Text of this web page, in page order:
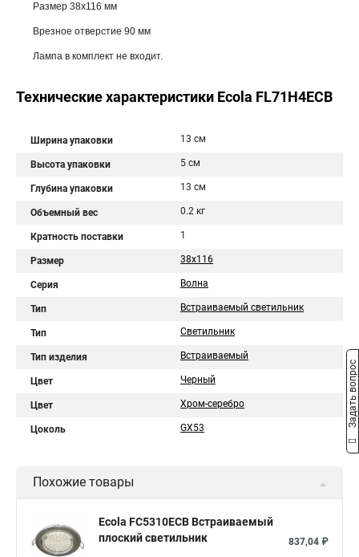
Размер 38x116 мм
Врезное отверстие 90 мм
Лампа в комплект не входит.
Технические характеристики Ecola FL71H4ECB
Ширина упаковки 13 см
Высота упаковки 5 см
Глубина упаковки 13 см
Объемный вес 0.2 кг
Кратность поставки 1
Размер 38x116
Серия Волна
Тип Встраиваемый светильник
Тип Светильник
Тип изделия Встраиваемый
Цвет Черный
Цвет Хром-серебро
Цоколь GX53
Похожие товары
Ecola FC5310ECB Встраиваемый
плоский светильник
837,04 ₽
Задать вопрос